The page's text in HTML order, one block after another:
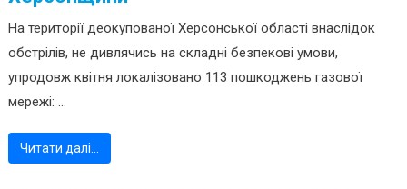
На території деокупованої Херсонської області внаслідок
обстрілів, не дивлячись на складні безпекові умови,
упродовж квітня локалізовано 113 пошкоджень газової
мережі: ...
Читати далі…